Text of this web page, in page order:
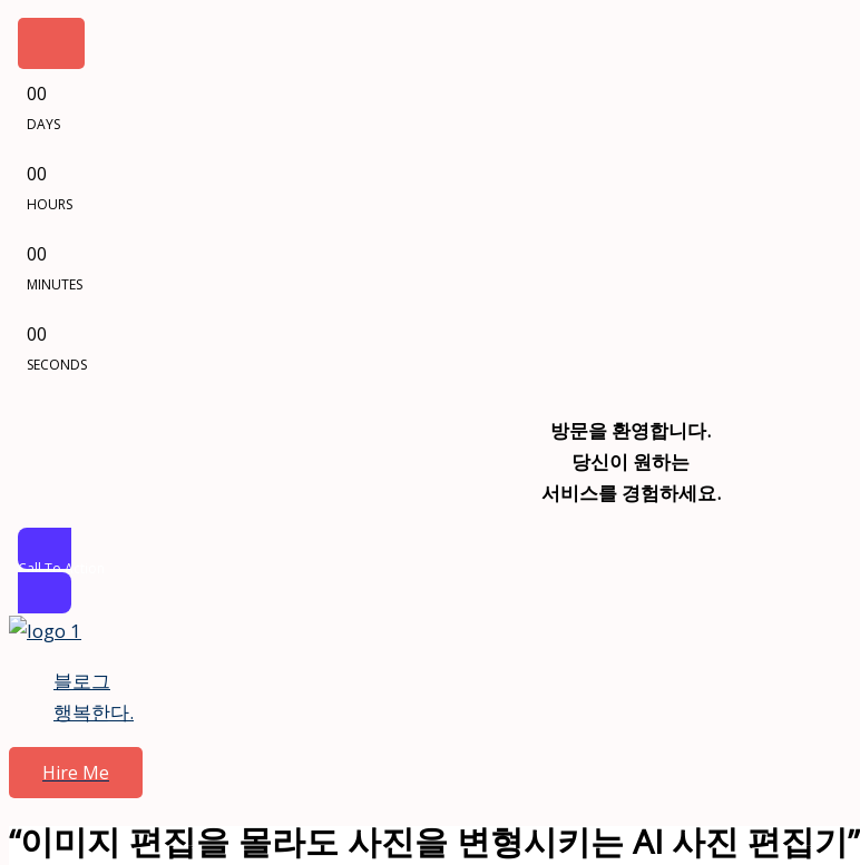
00
DAYS
00
HOURS
00
MINUTES
00
SECONDS
방문을 환영합니다.
당신이 원하는
서비스를 경험하세요.
Call To Action
콘
건
기
블로그
행복한다.
Hire Me
“이미지 편집을 몰라도 사진을 변형시키는 AI ​​사진 편집기”